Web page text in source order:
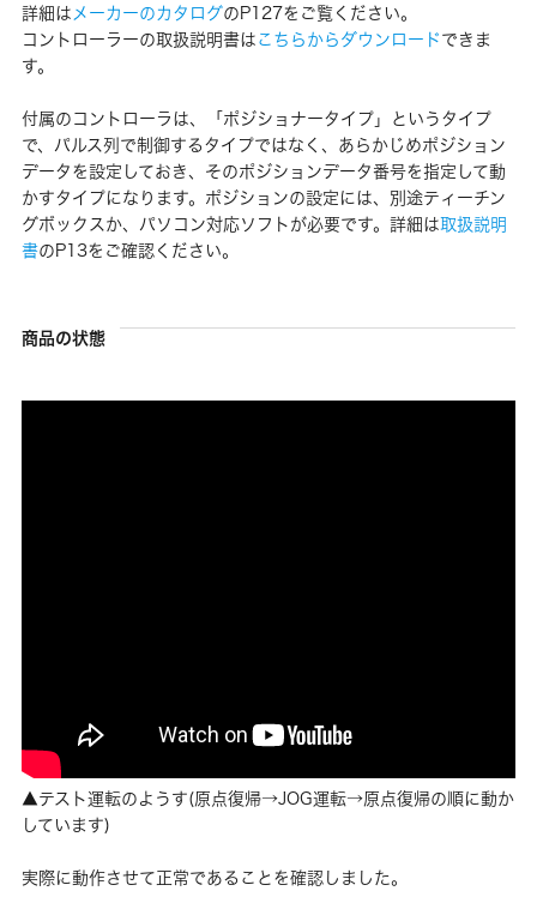
詳細は メーカーのカタログのP127をご覧ください。
コントローラーの取扱説明書はこちらからダウンロードできま
す。
付属のコントローラは、「ポジショナータイプ」というタイプ
で、パルス列で制御するタイプではなく、あらかじめポジション
データを設定しておき、そのポジションデータ番号を指定して動
かすタイプになります。ポジションの設定には、別途ティーチン
グボックスか、パソコン対応ソフトが必要です。詳細は取扱説明
書のP13をご確認ください。
商品の状態
▲テスト運転のようす(原点復帰→JOG運転→原点復帰の順に動か
しています)
実際に動作させて正常であることを確認しました。